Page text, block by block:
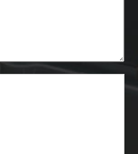
специалисты
рекламы